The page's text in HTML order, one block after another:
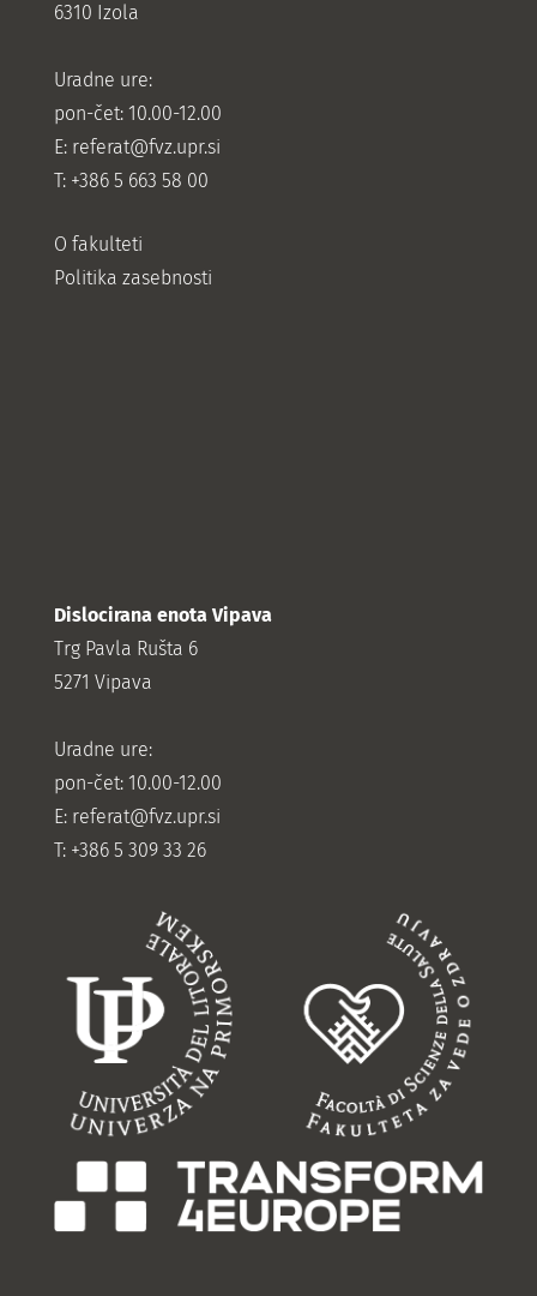
6310 Izola
Uradne ure:
pon-čet: 10.00-12.00
E: referat@fvz.upr.si
T: +386 5 663 58 00
O fakulteti
Politika zasebnosti
Dislocirana enota Vipava
Trg Pavla Rušta 6
5271 Vipava
Uradne ure:
pon-čet: 10.00-12.00
E: referat@fvz.upr.si
T: +386 5 309 33 26